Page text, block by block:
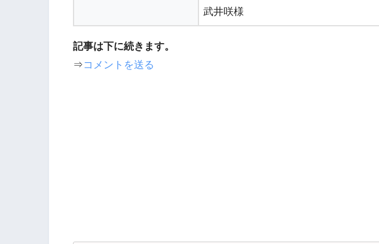
武井咲様
記事は下に続きます。
⇒コメントを送る